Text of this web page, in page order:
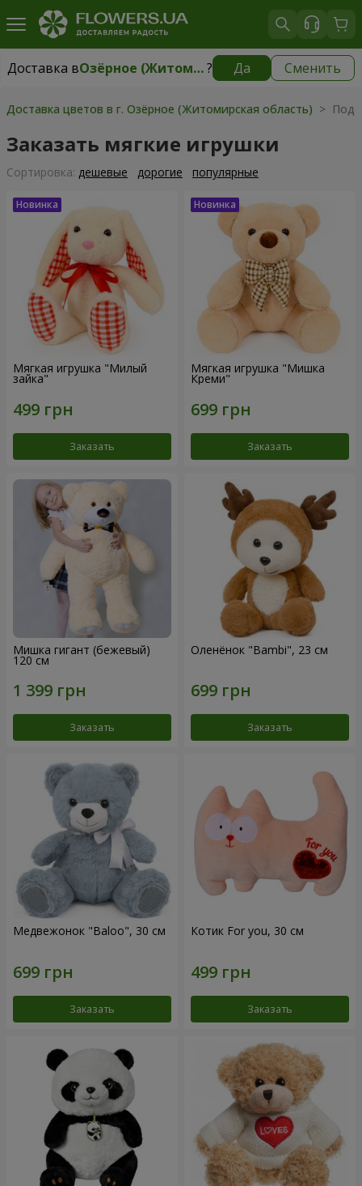
Доставка в Озёрное (Житомирская область)? Да Сменить
Доставка в |бесплатно
Доставка цветов в г. Озёрное (Житомирская область) >
Заказать мягкие игрушки
Cортировка: дешевые дорогие популярные
Мягкая игрушка "Милый
зайка"
Заказать
Мягкая игрушка "Мишка
Креми"
Заказать
Мишка гигант (бежевый)
120 см
Заказать
Оленёнок "Bambi", 23 см
Заказать
Медвежонок "Baloo", 30 см
Заказать
Котик For you, 30 см
Заказать